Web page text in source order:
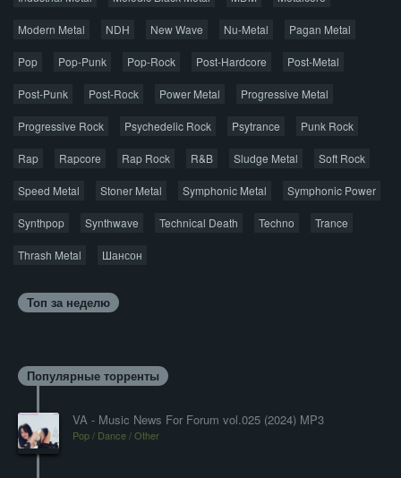
Modern Metal NDH New Wave Nu-Metal Pagan Metal
Pop Pop-Punk Pop-Rock Post-Hardcore Post-Metal
Post-Punk Post-Rock Power Metal Progressive Metal
Progressive Rock Psychedelic Rock Psytrance Punk Rock
Rap Rapcore Rap Rock R&B Sludge Metal Soft Rock
Speed Metal Stoner Metal Symphonic Metal Symphonic Power
Synthpop Synthwave Technical Death Techno Trance
Thrash Metal Шансон
Топ за неделю
Популярные торренты
VA - Music News For Forum vol.025 (2024) MP3
Pop / Dance / Other
Весь материал выложен для ознакомления, после
лицензионную копию.